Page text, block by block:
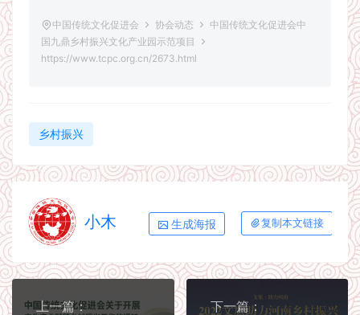
中国传统文化促进会 协会动态
中国传统文化促进会中
国九鼎乡村振兴文化产业园示范项目
https://www.tcpc.org.cn/2673.html
乡村振兴
小木 生成海报 复制本文链接
上一篇：
下一篇：